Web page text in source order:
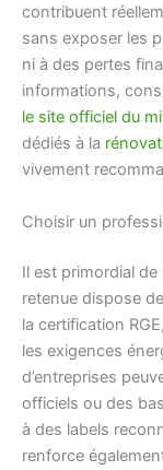
contribuent
sans exposer les
ni à des pertes
informations,
le site officiel du
dédiés à la
vivement
Choisir un
Il est primordial de
retenue dispose
la certification
les exigences
d’entreprises
officiels ou des
à des labels
renforce